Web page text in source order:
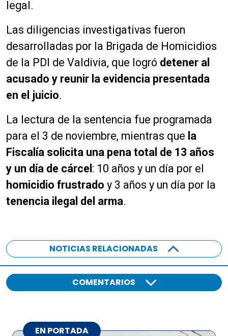
legal.
Las diligencias investigativas fueron
desarrolladas por la Brigada de Homicidios
de la PDI de Valdivia, que logró detener al
acusado y reunir la evidencia presentada
en el juicio.
La lectura de la sentencia fue programada
para el 3 de noviembre, mientras que la
Fiscalía solicita una pena total de 13 años
y un día de cárcel : 10 años y un día por el
homicidio frustrado y 3 años y un día por la
tenencia ilegal del arma.
NOTICIAS RELACIONADAS
COMENTARIOS
EN PORTADA